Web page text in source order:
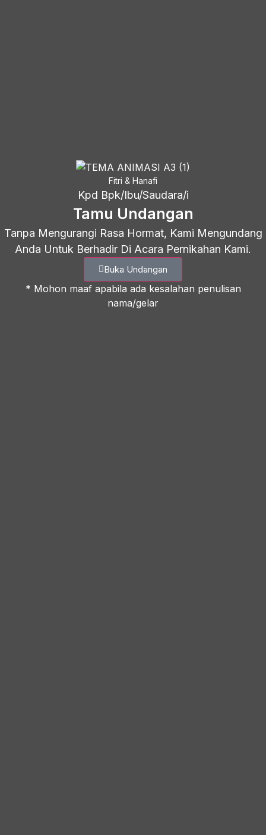
Fitri & Hanafi
Kpd Bpk/Ibu/Saudara/i
Tamu Undangan
Tanpa Mengurangi Rasa Hormat, Kami Mengundang
Anda Untuk Berhadir Di Acara Pernikahan Kami.
Buka Undangan
* Mohon maaf apabila ada kesalahan penulisan
nama/gelar